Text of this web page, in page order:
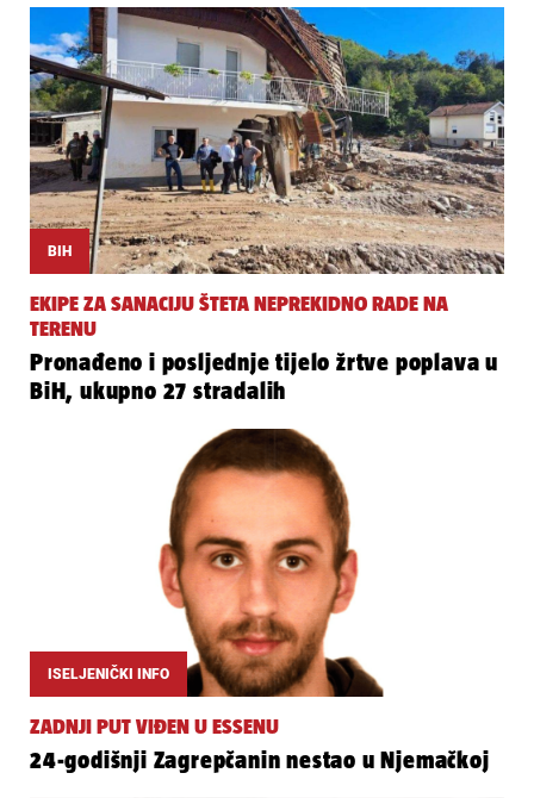
BIH
EKIPE ZA SANACIJU ŠTETA NEPREKIDNO RADE NA
TERENU
Pronađeno i posljednje tijelo žrtve poplava u
BiH, ukupno 27 stradalih
ISELJENIČKI INFO
ZADNJI PUT VIĐEN U ESSENU
24-godišnji Zagrepčanin nestao u Njemačkoj